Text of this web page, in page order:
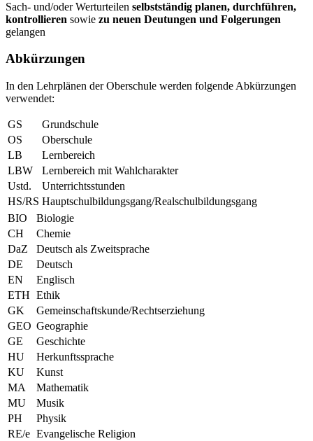
Sach- und/oder Werturteilen selbstständig planen, durchführen,
kontrollieren sowie zu neuen Deutungen und Folgerungen
gelangen
Abkürzungen
In den Lehrplänen der Oberschule werden folgende Abkürzungen
verwendet:
GS
Grundschule
OS
Oberschule
LB
Lernbereich
LBW
Lernbereich mit Wahlcharakter
Ustd.
Unterrichtsstunden
HS/RS Hauptschulbildungsgang/Realschulbildungsgang
BIO
Biologie
CH
Chemie
DaZ
Deutsch als Zweitsprache
DE
Deutsch
EN
Englisch
ETH Ethik
GK
Gemeinschaftskunde/Rechtserziehung
GEO Geographie
GE
Geschichte
HU
Herkunftssprache
KU
Kunst
MA
Mathematik
MU
Musik
PH
Physik
RE/e Evangelische Religion